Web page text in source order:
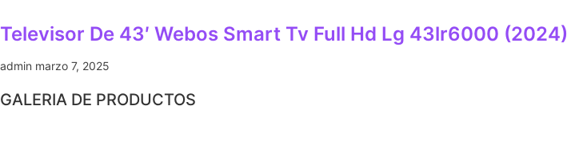
Televisor De 43′ Webos Smart Tv Full Hd Lg 43lr6000 (2024)
admin marzo 7, 2025
GALERIA DE PRODUCTOS